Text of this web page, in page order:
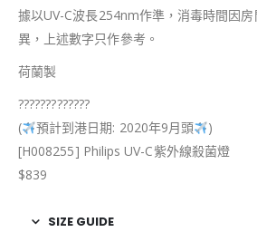
據以UV-C波長254nm作準，消毒時間因
異，上述數字只作參考。
荷蘭製
?????????????
(
預計到港日期: 2020年9月頭
)
[H008255] Philips UV-C紫外線殺菌燈
$839
SIZE GUIDE